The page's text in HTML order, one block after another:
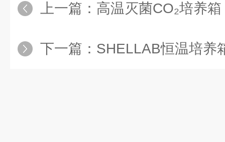
上一篇： 高温灭菌CO₂培养箱：细胞
下一篇： SHELLAB恒温培养箱：精准控温